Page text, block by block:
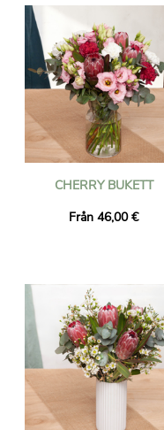
CHERRY BUKETT
Från 46,00 €